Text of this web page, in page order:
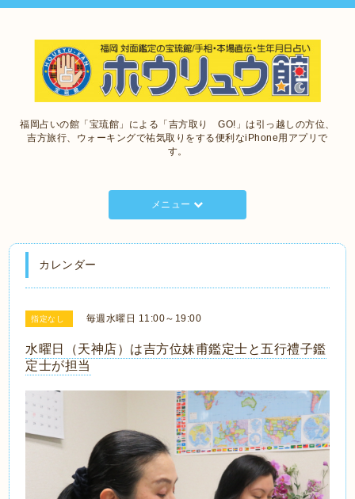
福岡占いの館「宝琉館」による「吉方取り GO!」は引っ越しの方位、
吉方旅行、ウォーキングで祐気取りをする便利なiPhone用アプリで
す。
メニュー
カレンダー
指定なし 毎週水曜日 11:00～19:00
水曜日（天神店）は吉方位妹甫鑑定士と五行禮子鑑
定士が担当